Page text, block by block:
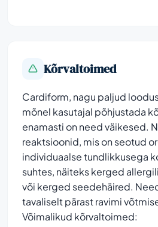
Kõrvaltoimed
Cardiform, nagu paljud
mõnel kasutajal põhjustada
enamasti on need väikesed.
reaktsioonid, mis on seotud
individuaalse tundlikkusega
suhtes, näiteks kerged
või kerged seedehäired.
tavaliselt pärast ravimi
Võimalikud kõrvaltoimed: